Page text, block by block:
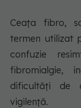
Ceața fibro,
termen utilizat
confuzie
fibromialgie,
dificultăți de
vigilență.